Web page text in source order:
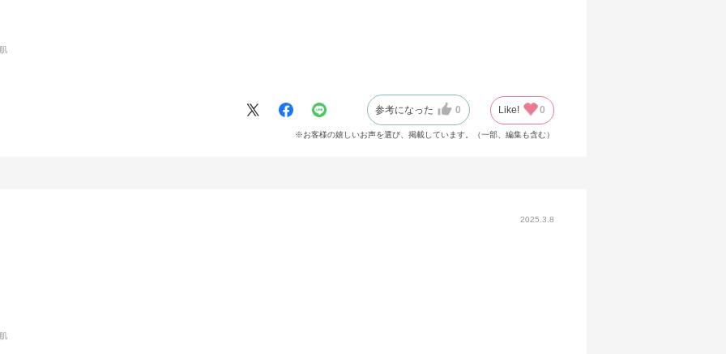
参考になった 0 Like! 0
※お客様の嬉しいお声を選び、掲載しています。（一部、編集も含む）
2025.3.8